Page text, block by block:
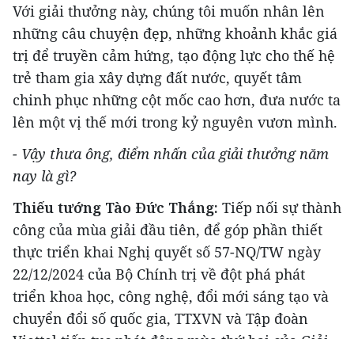
Với giải thưởng này, chúng tôi muốn nhân lên
những câu chuyện đẹp, những khoảnh khắc giá
trị để truyền cảm hứng, tạo động lực cho thế hệ
trẻ tham gia xây dựng đất nước, quyết tâm
chinh phục những cột mốc cao hơn, đưa nước ta
lên một vị thế mới trong kỷ nguyên vươn mình.
- Vậy thưa ông, điểm nhấn của giải thưởng năm
nay là gì?
Thiếu tướng Tào Đức Thắng: Tiếp nối sự thành
công của mùa giải đầu tiên, để góp phần thiết
thực triển khai Nghị quyết số 57-NQ/TW ngày
22/12/2024 của Bộ Chính trị về đột phá phát
triển khoa học, công nghệ, đổi mới sáng tạo và
chuyển đổi số quốc gia, TTXVN và Tập đoàn